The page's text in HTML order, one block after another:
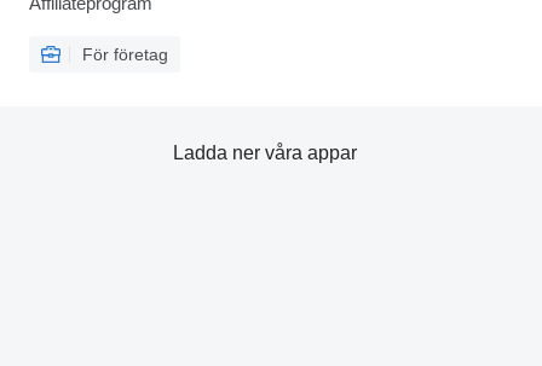
För företag
Ladda ner våra appar